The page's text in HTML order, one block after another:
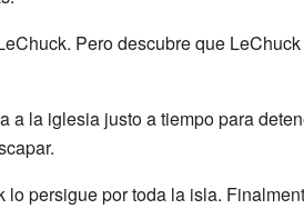
Pero descubre que
a la iglesia justo a tiempo para
persigue por toda la isla.